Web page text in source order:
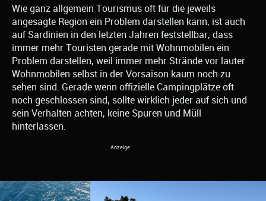
Wie ganz allgemein Tourismus oft für die jeweils
angesagte Region ein Problem darstellen kann, ist auch
auf Sardinien in den letzten Jahren feststellbar, dass
immer mehr Touristen gerade mit Wohnmobilen ein
Problem darstellen, weil immer mehr Strände vor lauter
Wohnmobilen selbst in der Vorsaison kaum noch zu
sehen sind. Gerade wenn offizielle Campingplätze oft
noch geschlossen sind, sollte wirklich jeder auf sich und
sein Verhalten achten, keine Spuren und Müll
hinterlassen.